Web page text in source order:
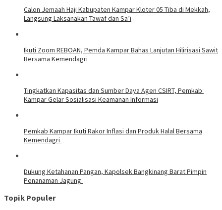
Calon Jemaah Haji Kabupaten Kampar Kloter 05 Tiba di Mekkah,
Langsung Laksanakan Tawaf dan Sa’i
Ikuti Zoom REBOAN, Pemda Kampar Bahas Lanjutan Hilirisasi Sawit
Bersama Kemendagri
Tingkatkan Kapasitas dan Sumber Daya Agen CSIRT, Pemkab
Kampar Gelar Sosialisasi Keamanan Informasi
Pemkab Kampar Ikuti Rakor Inflasi dan Produk Halal Bersama
Kemendagri
Dukung Ketahanan Pangan, Kapolsek Bangkinang Barat Pimpin
Penanaman Jagung
Topik Populer